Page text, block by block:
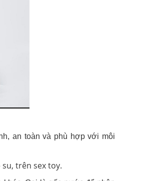
an toàn và phù hợp với môi
trên sex toy.